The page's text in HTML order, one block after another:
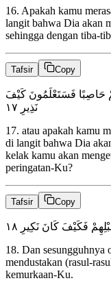
16. Apakah kamu
langit bahwa Dia akan
sehingga dengan tiba-
Tafsir Copy
حَاصِبًا فَسَتَعْلَمُونَ كَيْفَ
نَذِيرِ ١٧
17. atau apakah kamu
di langit bahwa Dia
kelak kamu akan
peringatan-Ku?
Tafsir Copy
فَكَيْفَ كَانَ نَكِيرِ ١٨
18. Dan sesungguhnya
mendustakan (rasul-
kemurkaan-Ku.